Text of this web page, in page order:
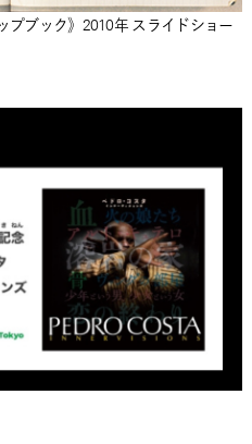
プブック》2010年 スライドショー